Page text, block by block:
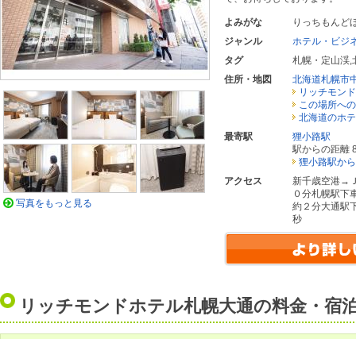
よみがな
りっちもんど
ジャンル
ホテル・ビジ
タグ
札幌・定山渓,
住所・地図
北海道札幌市
リッチモン
この場所へ
北海道のホ
最寄駅
狸小路駅
駅からの距離
狸小路駅か
アクセス
新千歳空港→
０分札幌駅下
約２分大通駅
秒
写真をもっと見る
リッチモンドホテル札幌大通の料金・宿